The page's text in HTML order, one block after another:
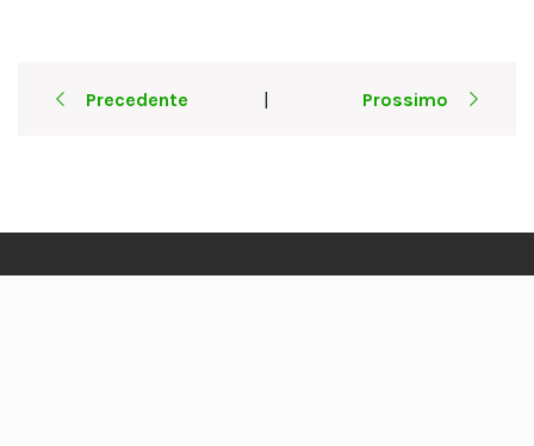
navigationPrecedente | Prossimo